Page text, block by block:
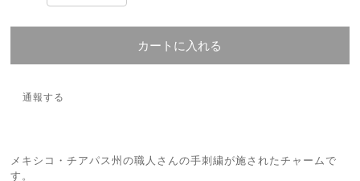
カートに入れる
通報する
メキシコ・チアパス州の職人さんの手刺繍が施されたチャームで
す。